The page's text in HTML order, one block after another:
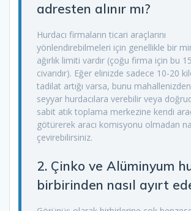
adresten alınır mı?
Hurdacı firmaların ticari araçlarını
yönlendirebilmeleri için genellikle bir
ağırlık limiti vardır (çoğu firma için bu
civarıdır). Eğer elinizde sadece 10-20
tadilat artığı varsa, bunu
seyyar hurdacılara verebilir veya
sabit atık toplama merkezine kendi
götürerek aracı komisyonu olmadan
çevirebilirsiniz.
2. Çinko ve Alüminyum
birbirinden nasıl ayırt